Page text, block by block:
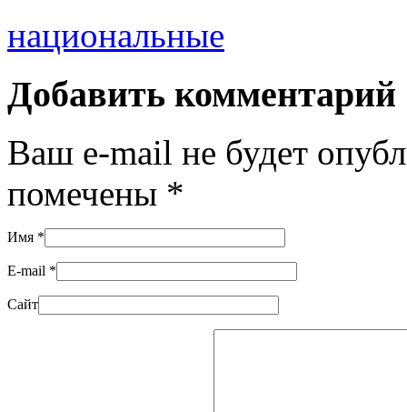
национальные
Добавить комментарий
Ваш e-mail не будет
помечены *
Имя *
E-mail *
Сайт